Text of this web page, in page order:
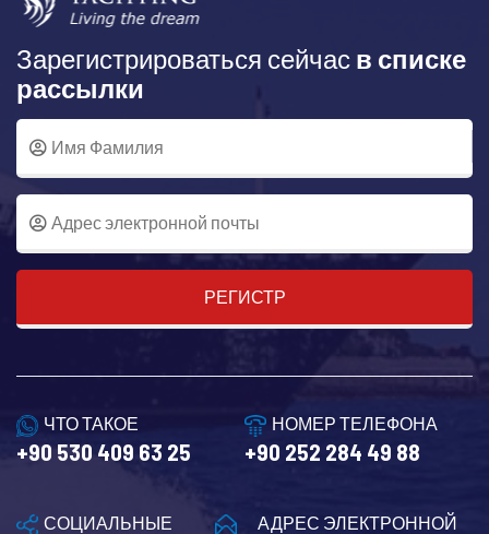
Зарегистрироваться сейчас в списке
рассылки
РЕГИСТР
ЧТО ТАКОЕ
+90 530 409 63 25
НОМЕР ТЕЛЕФОНА
+90 252 284 49 88
АДРЕС ЭЛЕКТРОННОЙ
СОЦИАЛЬНЫЕ